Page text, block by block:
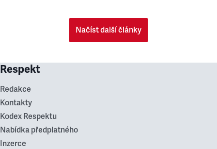
Načíst další články
Respekt
Redakce
Kontakty
Kodex Respektu
Nabídka předplatného
Inzerce